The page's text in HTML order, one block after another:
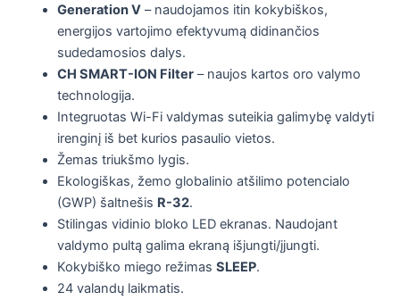
Generation V– naudojamos itin kokybiškos,
energijos vartojimo efektyvumą didinančios
sudedamosios dalys.
CH SMART-ION Filter– naujos kartos oro valymo
technologija.
Integruotas Wi-Fi valdymas suteikia galimybę valdyti
irenginį iš bet kurios pasaulio vietos.
Žemas triukšmo lygis.
Ekologiškas, žemo globalinio atšilimo potencialo
(GWP) šaltnešis R-32.
Stilingas vidinio bloko LED ekranas. Naudojant
valdymo pultą galima ekraną išjungti/įjungti.
Kokybiško miego režimas SLEEP.
24 valandų laikmatis.